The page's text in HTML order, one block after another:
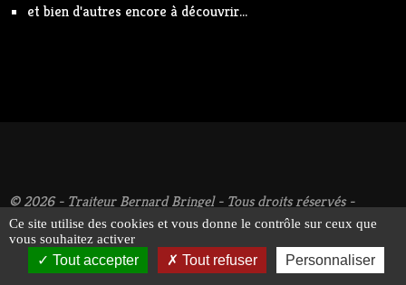
et bien d'autres encore à découvrir...
© 2026 - Traiteur Bernard Bringel - Tous droits réservés -
Mentions légales
Suivez-nous !
Ce site utilise des cookies et vous donne le contrôle sur ceux que
vous souhaitez activer
Tout accepter Tout refuser Personnaliser